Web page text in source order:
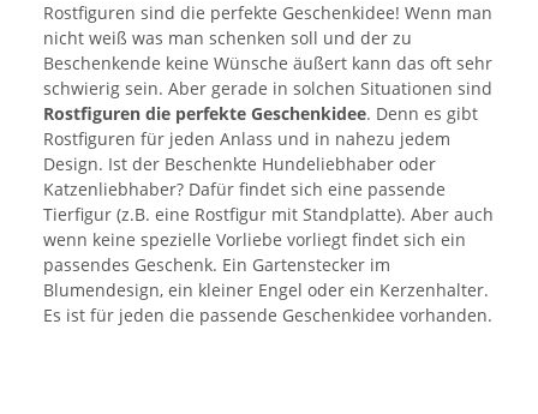
Rostfiguren sind die perfekte Geschenkidee! Wenn man
nicht weiß was man schenken soll und der zu
Beschenkende keine Wünsche äußert kann das oft sehr
schwierig sein. Aber gerade in solchen Situationen sind
Rostfiguren die perfekte Geschenkidee. Denn es gibt
Rostfiguren für jeden Anlass und in nahezu jedem
Design. Ist der Beschenkte Hundeliebhaber oder
Katzenliebhaber? Dafür findet sich eine passende
Tierfigur (z.B. eine Rostfigur mit Standplatte). Aber auch
wenn keine spezielle Vorliebe vorliegt findet sich ein
passendes Geschenk. Ein Gartenstecker im
Blumendesign, ein kleiner Engel oder ein Kerzenhalter.
Es ist für jeden die passende Geschenkidee vorhanden.